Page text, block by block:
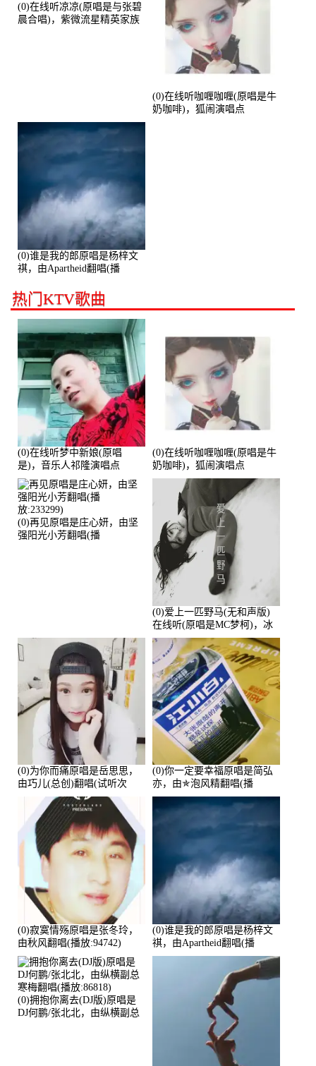
(0)在线听凉凉(原唱是与张碧
晨合唱)，紫微流星精英家族
(0)在线听咖喱咖喱(原唱是牛
奶咖啡)，狐闹演唱点
(0)谁是我的郎原唱是杨梓文
祺，由Apartheid翻唱(播
热门KTV歌曲
(0)在线听梦中新娘(原唱
是)，音乐人祁隆演唱点
播:2713192次
(0)在线听咖喱咖喱(原唱是牛
奶咖啡)，狐闹演唱点
播:287579次
(0)再见原唱是庄心妍，由坚
强阳光小芳翻唱(播
(0)爱上一匹野马(无和声版)
在线听(原唱是MC梦柯)，冰
鑫Asce演唱点播:178815次
(0)为你而痛原唱是岳思思，
由巧儿(总创)翻唱(试听次
数:108697)
(0)你一定要幸福原唱是简弘
亦，由✯泡风精翻唱(播
放:102381)
(0)寂寞情殇原唱是张冬玲，
由秋风翻唱(播放:94742)
(0)谁是我的郎原唱是杨梓文
祺，由Apartheid翻唱(播
放:94178)
(0)拥抱你离去(DJ版)原唱是
DJ何鹏/张北北，由纵横副总